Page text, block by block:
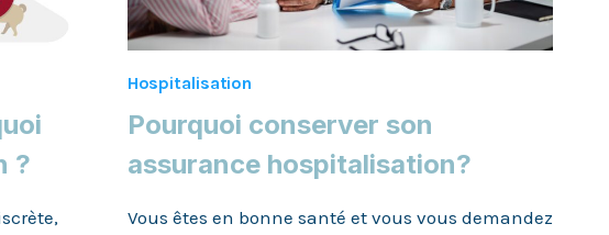
?
Hospitalisation
Pourquoi conserver son
assurance hospitalisation?
Vous êtes en bonne santé et vous vous demandez